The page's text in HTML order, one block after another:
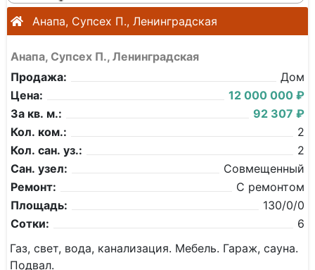
Анапа, Супсех П., Ленинградская
Анапа, Супсех П., Ленинградская
Продажа:
Дом
Цена:
12 000 000 ₽
За кв. м.:
92 307 ₽
Кол. ком.:
2
Кол. сан. уз.:
2
Сан. узел:
Совмещенный
Ремонт:
С ремонтом
Площадь:
130/0/0
Сотки:
6
Газ, свет, вода, канализация. Мебель. Гараж, сауна.
Подвал.